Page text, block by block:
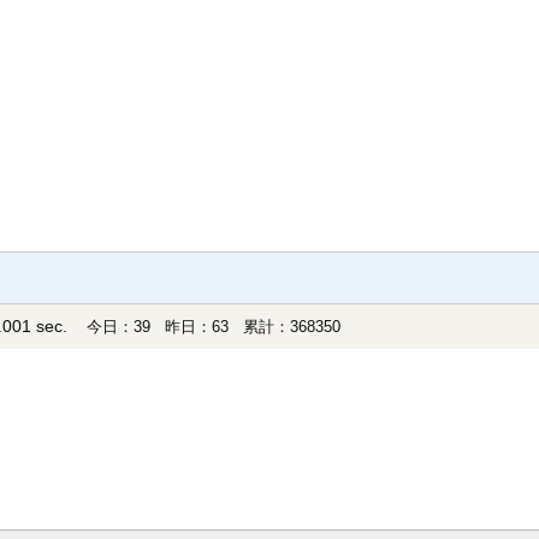
sec. 今日：39 昨日：63 累計：368350